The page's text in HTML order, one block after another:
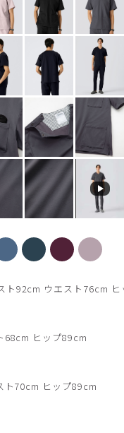
ト92cm ウエスト76cm ヒ
68cm ヒップ89cm
ト70cm ヒップ89cm